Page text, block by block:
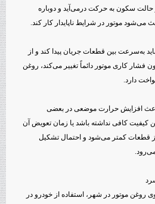
حالت سکون به حرکت درمی‌آید و دوباره
موتور در شرایط ناپایدار کار کند.
به‌سرعت بین قطعات جریان پیدا کند و از
فشار کاری موتور دائماً تغییر می‌کند، روغن
دارد.
افزایش حرارت موضعی در بعضی
کافی نداشته باشد یا زمان تعویض آن
قطعات کمتر می‌شود و احتمال تشکیل
روغن موتور در شهر، استفاده از خودرو در